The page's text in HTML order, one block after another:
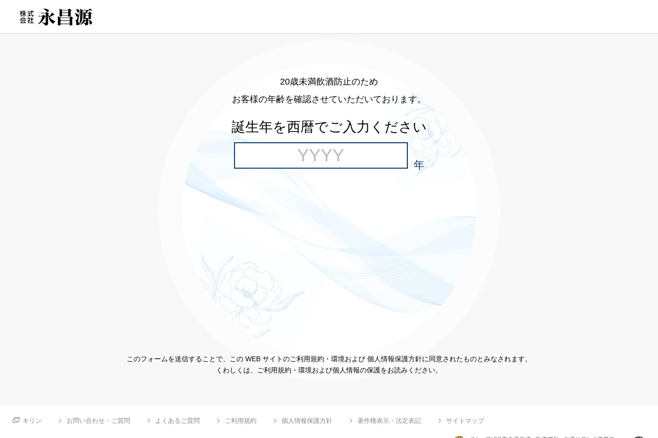
20歳未満飲酒防止のため
お客様の年齢を確認させていただいております。
誕生年を西暦でご入力ください
年
このフォームを送信することで、この WEB サイトのご利用規約・環境および 個人情報保護方針に同意されたものとみなされます。
くわしくは、ご利用規約・環境および個人情報の保護をお読みください。
キリン お問い合わせ・ご質問 よくあるご質問 ご利用規約 個人情報保護方針 著作権表示・法定表記 サイトマップ